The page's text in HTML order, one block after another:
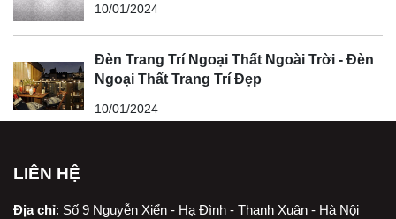
10/01/2024
Đèn Trang Trí Ngoại Thất Ngoài Trời - Đèn
Ngoại Thất Trang Trí Đẹp
10/01/2024
LIÊN HỆ
Địa chỉ: Số 9 Nguyễn Xiển - Hạ Đình - Thanh Xuân - Hà Nội